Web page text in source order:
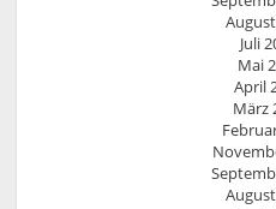
Juli
Mai
April
März